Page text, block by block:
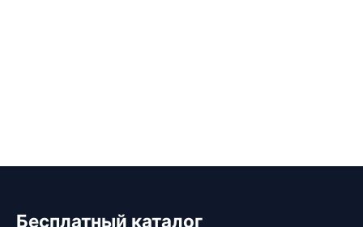
Бесплатный каталог